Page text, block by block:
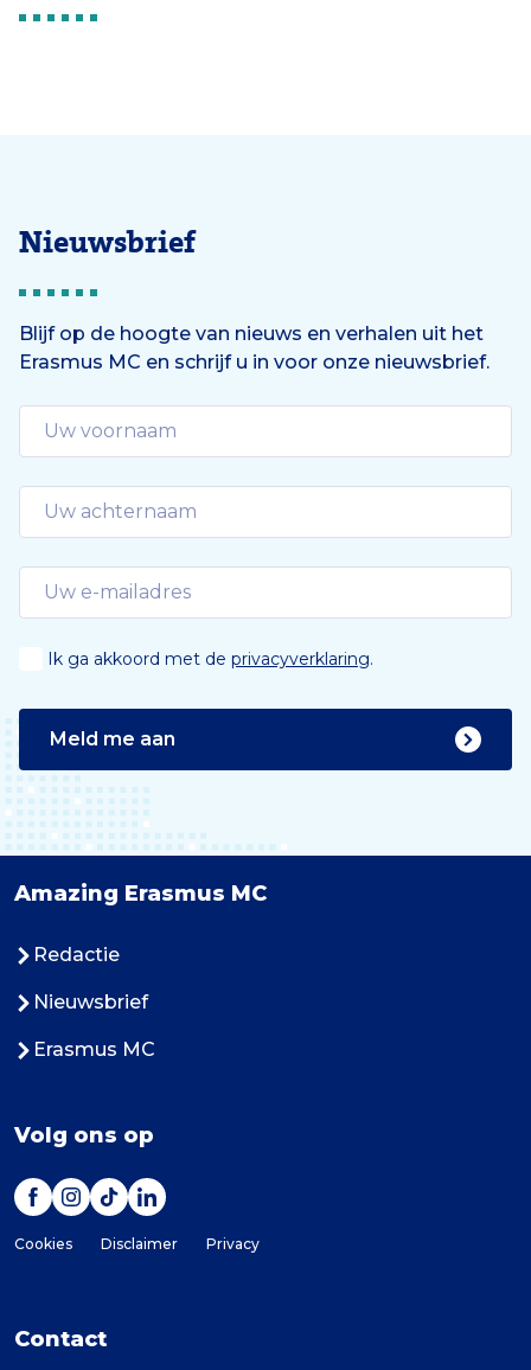
Nieuwsbrief
Blijf op de hoogte van nieuws en verhalen uit het
Erasmus MC en schrijf u in voor onze nieuwsbrief.
Ik ga akkoord met de privacyverklaring.
Meld me aan
Amazing Erasmus MC
Redactie
Nieuwsbrief
Erasmus MC
Volg ons op
Cookies Disclaimer Privacy
Contact